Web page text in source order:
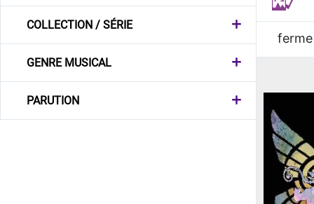
COLLECTION / SÉRIE
GENRE MUSICAL
PARUTION
ferme